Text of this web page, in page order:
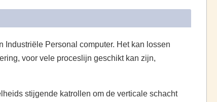
Industriële Personal computer. Het kan lossen
voor vele proceslijn geschikt kan zijn,
stijgende katrollen om de verticale schacht